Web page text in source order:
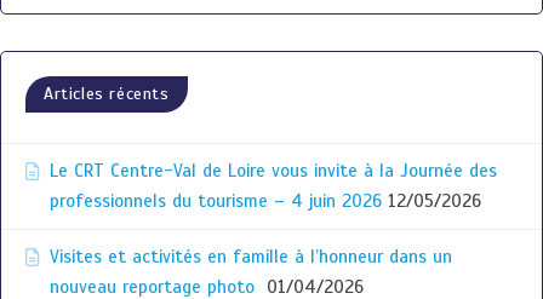
Articles récents
Le CRT Centre-Val de Loire vous invite à la Journée des
professionnels du tourisme – 4 juin 2026 12/05/2026
Visites et activités en famille à l’honneur dans un
nouveau reportage photo
01/04/2026